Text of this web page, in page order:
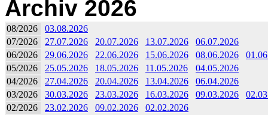
Archiv 2026
08/2026
03.08.2026
07/2026
27.07.2026 20.07.2026 13.07.2026
06.07.2026
06/2026
29.06.2026 22.06.2026 15.06.2026 08.06.2026
05/2026
25.05.2026 18.05.2026 11.05.2026
04.05.2026
04/2026
27.04.2026 20.04.2026 13.04.2026
06.04.2026
03/2026
30.03.2026 23.03.2026 16.03.2026 09.03.2026
02/2026
23.02.2026 09.02.2026
02.02.2026